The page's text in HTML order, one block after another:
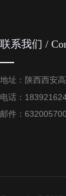
联系我们 /
地址：陕西西安
电话：
邮件：